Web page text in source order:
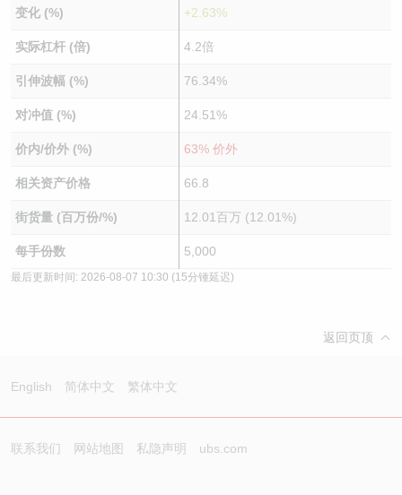
变化 (%) +2.63%
实际杠杆 (倍) 4.2倍
引伸波幅 (%) 76.34%
对冲值 (%) 24.51%
价内/价外 (%) 63% 价外
相关资产价格 66.8
街货量 (百万份/%) 12.01百万 (12.01%)
每手份数 5,000
最后更新时间: 2026-08-07 10:30 (15分锺延迟)
返回页顶
English 简体中文 繁体中文
联系我们 网站地图 私隐声明 ubs.com